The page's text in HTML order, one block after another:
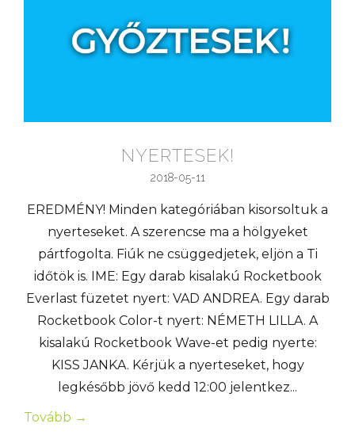
NYERTESEK!
2018-05-11
EREDMÉNY! Minden kategóriában kisorsoltuk a
nyerteseket. A szerencse ma a hölgyeket
pártfogolta. Fiúk ne csüggedjetek, eljön a Ti
időtök is. IME: Egy darab kisalakú Rocketbook
Everlast füzetet nyert: VAD ANDREA. Egy darab
Rocketbook Color-t nyert: NÉMETH LILLA. A
kisalakú Rocketbook Wave-et pedig nyerte:
KISS JANKA. Kérjük a nyerteseket, hogy
legkésőbb jövő kedd 12:00 jelentkez...
Tovább →